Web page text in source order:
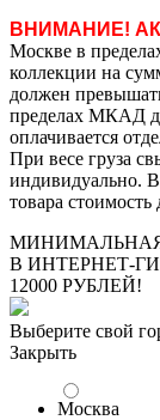
ВНИМАНИЕ!
Москве в
коллекции на
должен
пределах МКАД
оплачивается
При весе груза
индивидуально. В
товара стоимость
В ИНТЕРНЕТ-
12000 РУБЛЕЙ!
Выберите свой
Закрыть
Москва